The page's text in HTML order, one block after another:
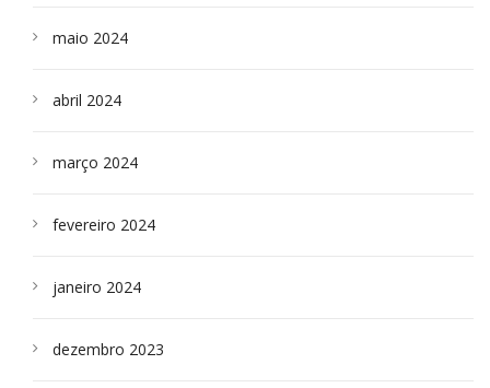
maio 2024
abril 2024
março 2024
fevereiro 2024
janeiro 2024
dezembro 2023